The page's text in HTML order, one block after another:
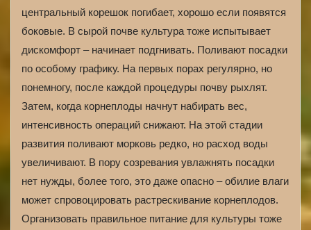
центральный корешок погибает, хорошо если появятся
боковые. В сырой почве культура тоже испытывает
дискомфорт – начинает подгнивать. Поливают посадки
по особому графику. На первых порах регулярно, но
понемногу, после каждой процедуры почву рыхлят.
Затем, когда корнеплоды начнут набирать вес,
интенсивность операций снижают. На этой стадии
развития поливают морковь редко, но расход воды
увеличивают. В пору созревания увлажнять посадки
нет нужды, более того, это даже опасно – обилие влаги
может спровоцировать растрескивание корнеплодов.
Организовать правильное питание для культуры тоже